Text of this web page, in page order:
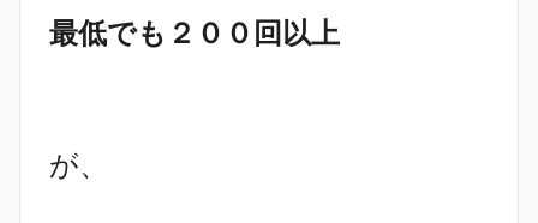
最低でも２００回以上
が、